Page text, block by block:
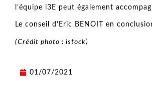
l’équipe i3E peut également
Le conseil d’Eric BENOIT en
(Crédit photo : istock)
01/07/2021